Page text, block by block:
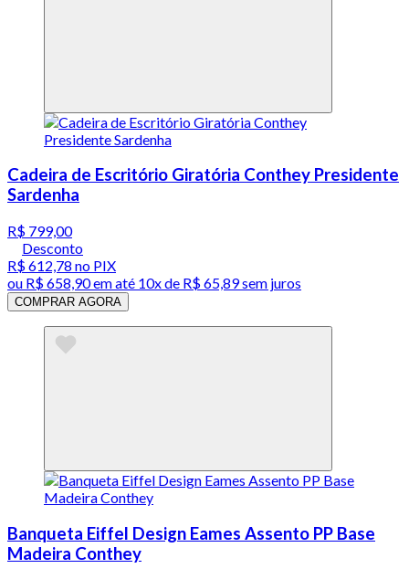
Cadeira de Escritório Giratória Conthey Presidente
Sardenha
R$ 799,00
Desconto
R$ 612,78 no PIX
ou R$ 658,90em até 10x de R$ 65,89 sem juros
COMPRAR AGORA
Banqueta Eiffel Design Eames Assento PP Base
Madeira Conthey